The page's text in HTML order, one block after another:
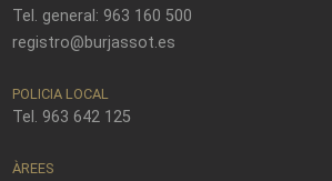
Tel. general: 963 160 500
registro@burjassot.es
POLICIA LOCAL
Tel. 963 642 125
ÀREES